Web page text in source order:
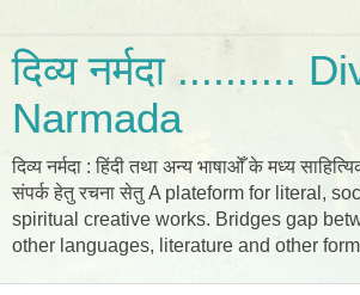
दिव्य नर्मदा ..........
Narmada
दिव्य नर्मदा : हिंदी तथा अन्य भाषाओँ के मध्य
संपर्क हेतु रचना सेतु A plateform for literal,
spiritual creative works. Bridges gap
other languages, literature and other